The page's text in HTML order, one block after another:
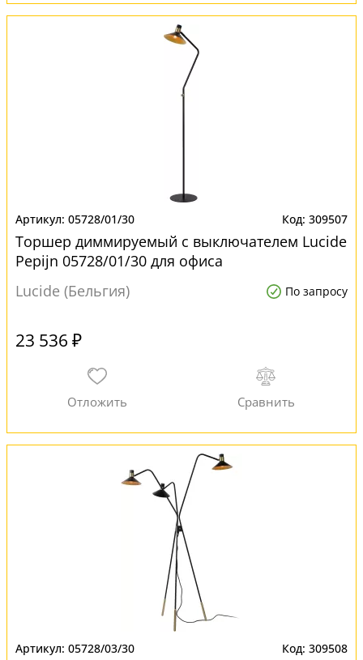
05728/01/30 309507
Торшер диммируемый с выключателем Lucide
Pepijn 05728/01/30 для офиса
Lucide (Бельгия)
По запросу
23 536 ₽
05728/03/30 309508